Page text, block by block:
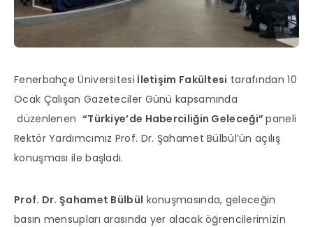
Fenerbahçe Üniversitesi İletişim Fakültesi tarafından 10
Ocak Çalışan Gazeteciler Günü kapsamında
düzenlenen “Türkiye’de Haberciliğin Geleceği”paneli
Rektör Yardımcımız Prof. Dr. Şahamet Bülbül’ün açılış
konuşması ile başladı.
Prof. Dr. Şahamet Bülbül konuşmasında, geleceğin
basın mensupları arasında yer alacak öğrencilerimizin